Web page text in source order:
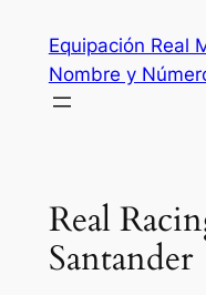
contenido
Equipación Real
Nombre y
Real
Santander